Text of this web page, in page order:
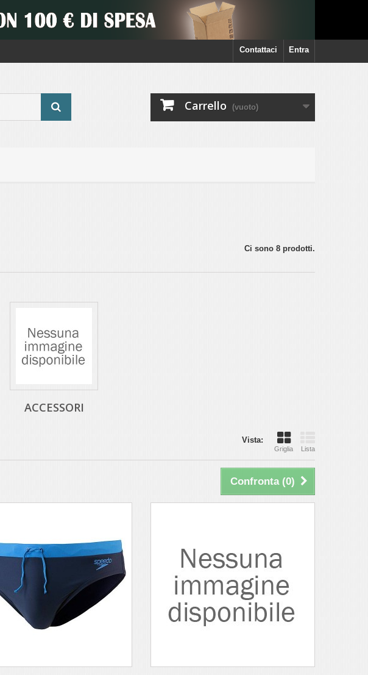
Entra
Contattaci
Carrello (vuoto)
Ci sono 8 prodotti.
ACCESSORI
Vista:
Griglia Lista
Confronta (0)